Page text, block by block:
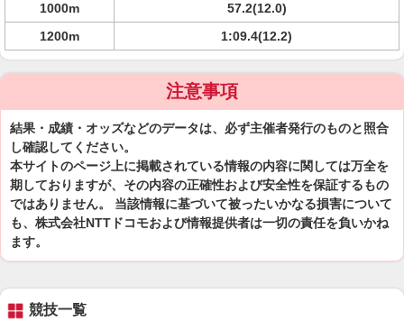
1000m
57.2(12.0)
1200m
1:09.4(12.2)
注意事項
結果・成績・オッズなどのデータは、必ず主催者発行のものと照合
し確認してください。
本サイトのページ上に掲載されている情報の内容に関しては万全を
期しておりますが、その内容の正確性および安全性を保証するもの
ではありません。 当該情報に基づいて被ったいかなる損害について
も、株式会社NTTドコモおよび情報提供者は一切の責任を負いかね
ます。
競技一覧